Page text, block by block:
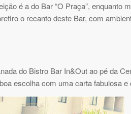
é a do Bar “O Praça”, enquanto
o recanto deste Bar, com
do Bistro Bar In&Out ao pé da
escolha com uma carta fabulosa e